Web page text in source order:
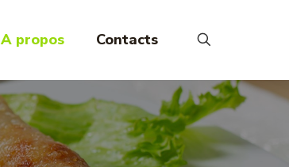
A propos Contacts